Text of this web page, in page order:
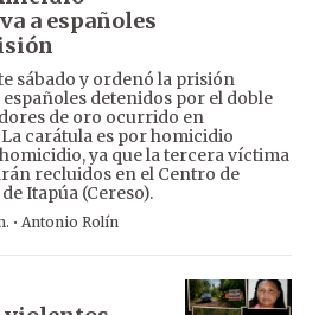
a españoles
sábado y ordenó la prisión
detenidos por el doble
de oro ocurrido en
carátula es por homicidio
ya que la tercera víctima
recluidos en el Centro de
Itapúa (Cereso).
· Antonio Rolín